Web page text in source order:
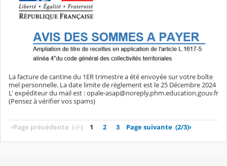
La facture de cantine du 1ER trimestre a été envoyée sur votre boîte
mel personnelle. La date limite de règlement est le 25 Décembre 2024
L' expéditeur du mail est : opale-asap@noreply.phm.education.gouv.fr
(Pensez à vérifier vos spams)
‹Page précédente (-/-) 1 2 3 Page suivante (2/3)›